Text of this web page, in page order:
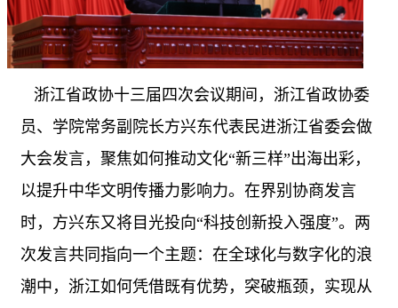
浙江省政协十三届四次会议期间，浙江省政协委
员、学院常务副院长方兴东代表民进浙江省委会做
大会发言，聚焦如何推动文化“新三样”出海出彩，
以提升中华文明传播力影响力。在界别协商发言
时，方兴东又将目光投向“科技创新投入强度”。两
次发言共同指向一个主题：在全球化与数字化的浪
潮中，浙江如何凭借既有优势，突破瓶颈，实现从